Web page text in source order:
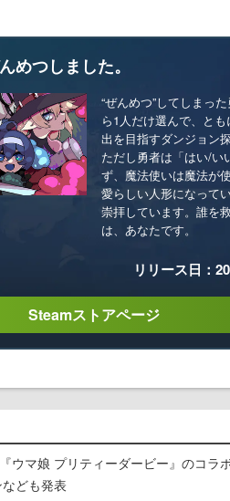
めつしました。
“ぜんめつ”してしまっ
ら1人だけ選んで、と
出を目指すダンジョン
ただし勇者は「はい/い
ず、魔法使いは魔法が
愛らしい人形になって
崇拝しています。誰を
は、あなたです。
リリース日：
Steamストアページ
ウマ娘 プリティーダービー』のコラ
ども発表